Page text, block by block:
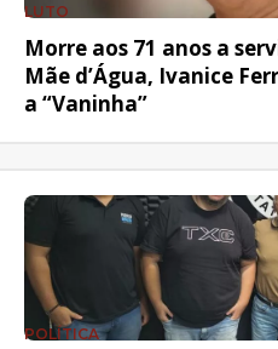
LUTO
Morre aos 71 anos a
Mãe d’Água, Ivanice
a “Vaninha”
POLÍTICA